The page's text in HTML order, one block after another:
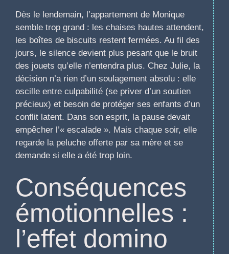
Dès le lendemain, l’appartement de Monique
semble trop grand : les chaises hautes attendent,
les boîtes de biscuits restent fermées. Au fil des
jours, le silence devient plus pesant que le bruit
des jouets qu’elle n’entendra plus. Chez Julie, la
décision n’a rien d’un soulagement absolu : elle
oscille entre culpabilité (se priver d’un soutien
précieux) et besoin de protéger ses enfants d’un
conflit latent. Dans son esprit, la pause devait
empêcher l’« escalade ». Mais chaque soir, elle
regarde la peluche offerte par sa mère et se
demande si elle a été trop loin.
Conséquences
émotionnelles :
l’effet domino